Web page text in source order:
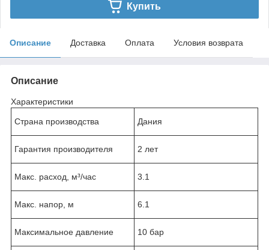
Купить
Описание Доставка Оплата Условия возврата
Описание
Характеристики
Страна производства Дания
Гарантия производителя 2 лет
Макс. расход, м³/час 3.1
Макс. напор, м 6.1
Максимальное давление 10 бар